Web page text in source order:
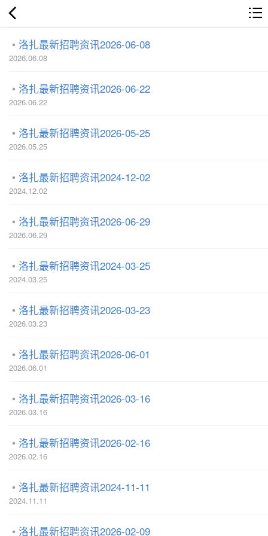
洛扎最新招聘资讯2026-06-08
2026.06.08
洛扎最新招聘资讯2026-06-22
2026.06.22
洛扎最新招聘资讯2026-05-25
2026.05.25
洛扎最新招聘资讯2024-12-02
2024.12.02
洛扎最新招聘资讯2026-06-29
2026.06.29
洛扎最新招聘资讯2024-03-25
2024.03.25
洛扎最新招聘资讯2026-03-23
2026.03.23
洛扎最新招聘资讯2026-06-01
2026.06.01
洛扎最新招聘资讯2026-03-16
2026.03.16
洛扎最新招聘资讯2026-02-16
2026.02.16
洛扎最新招聘资讯2024-11-11
2024.11.11
洛扎最新招聘资讯2026-02-09